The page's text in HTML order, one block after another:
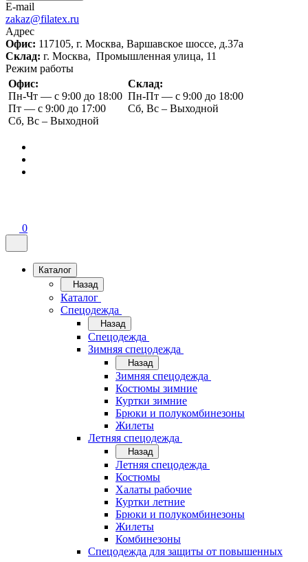
E-mail
zakaz@filatex.ru
Адрес
Офис: 117105, г. Москва, Варшавское шоссе, д.37а
Склад: г. Москва, Промышленная улица, 11
Режим работы
Офис:
Пн-Чт — с 9:00 до 18:00
Пт — с 9:00 до 17:00
Сб, Вс – Выходной
Склад:
Пн-Пт — с 9:00 до 18:00
Сб, Вс – Выходной
0
Каталог
Назад
Каталог
Спецодежда
Назад
Спецодежда
Зимняя спецодежда
Назад
Зимняя спецодежда
Костюмы зимние
Куртки зимние
Брюки и полукомбинезоны
Жилеты
Летняя спецодежда
Назад
Летняя спецодежда
Костюмы
Халаты рабочие
Куртки летние
Брюки и полукомбинезоны
Жилеты
Комбинезоны
Спецодежда для защиты от повышенных